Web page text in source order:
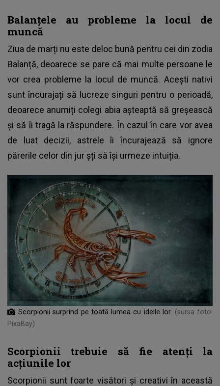
Balanțele au probleme la locul de
muncă
Ziua de marți nu este deloc bună pentru cei din zodia
Balanță, deoarece se pare că mai multe persoane le
vor crea probleme la locul de muncă. Acești nativi
sunt încurajați să lucreze singuri pentru o perioadă,
deoarece anumiți colegi abia așteaptă să greșească
și să îi tragă la răspundere. În cazul în care vor avea
de luat decizii, astrele îi încurajează să ignore
părerile celor din jur șți să își urmeze intuiția.
Scorpionii surprind pe toată lumea cu ideile lor (sursa foto:
PixaBay)
Scorpionii trebuie să fie atenți la
acțiunile lor
Scorpionii sunt foarte visători și creativi în această